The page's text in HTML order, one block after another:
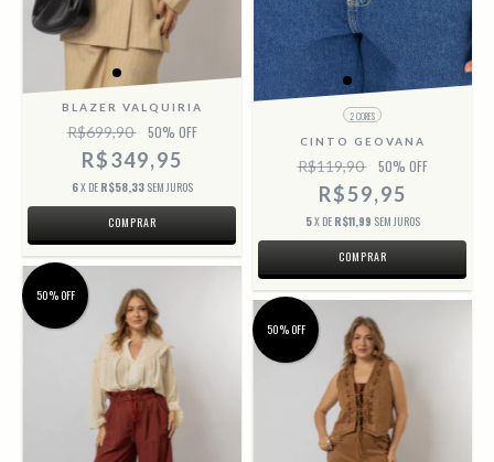
BLAZER VALQUIRIA
R$699,90 50% OFF
R$349,95
6X DE R$58,33 SEM JUROS
COMPRAR
2 CORES
CINTO GEOVANA
R$119,90 50% OFF
R$59,95
5X DE R$11,99 SEM JUROS
COMPRAR
50% OFF
50% OFF